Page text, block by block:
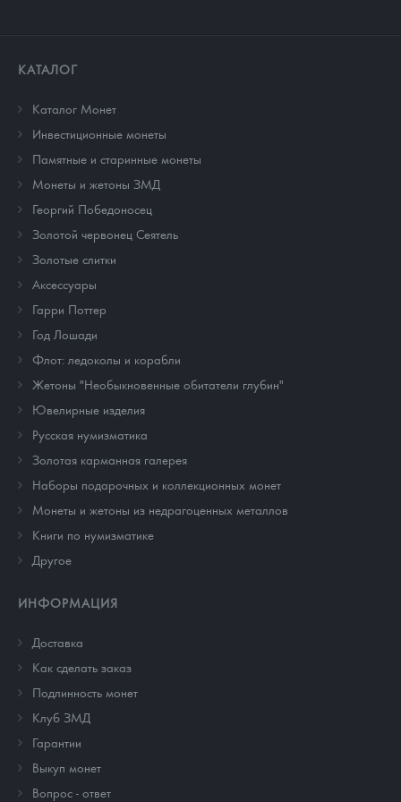
КАТАЛОГ
Каталог Монет
Инвестиционные монеты
Памятные и старинные монеты
Монеты и жетоны ЗМД
Георгий Победоносец
Золотой червонец Сеятель
Золотые слитки
Аксессуары
Гарри Поттер
Год Лошади
Флот: ледоколы и корабли
Жетоны "Необыкновенные обитатели глубин"
Ювелирные изделия
Русская нумизматика
Золотая карманная галерея
Наборы подарочных и коллекционных монет
Монеты и жетоны из недрагоценных металлов
Книги по нумизматике
Другое
ИНФОРМАЦИЯ
Доставка
Как сделать заказ
Подлинность монет
Клуб ЗМД
Гарантии
Выкуп монет
Вопрос - ответ